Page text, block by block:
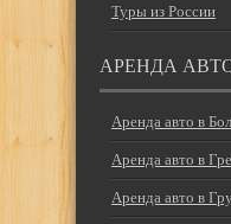
Туры из России
АРЕНДА
Аренда авто в
Аренда авто в
Аренда авто в